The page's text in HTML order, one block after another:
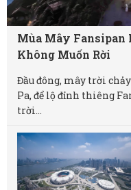
Mùa Mây Fansipan
Không Muốn Rời
Đầu đông, mây trời
Pa, để lộ đỉnh thiêng
trời...